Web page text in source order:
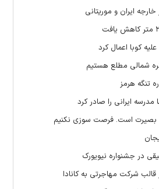
ایران و موریتانی
کوبا اعمال کرد
شمالی مطلع هستیم
تنگه هرمز
ایرانی را صادر کرد
بصیرت است. فرصت سوزی نکنیم
در جشنواره نیویورک
قالب شرکت مهاجرتی به کانادا